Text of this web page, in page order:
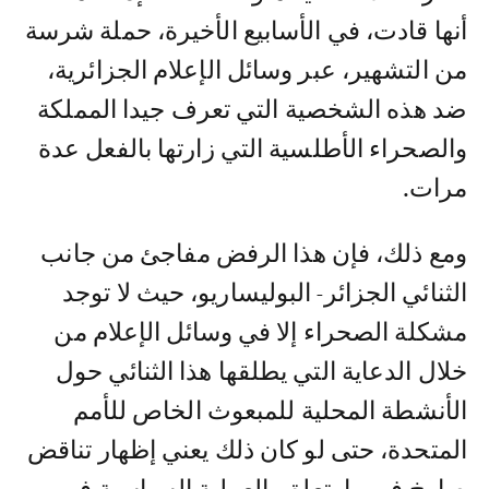
أنها قادت، في الأسابيع الأخيرة، حملة شرسة
من التشهير، عبر وسائل الإعلام الجزائرية،
ضد هذه الشخصية التي تعرف جيدا المملكة
والصحراء الأطلسية التي زارتها بالفعل عدة
مرات.
ومع ذلك، فإن هذا الرفض مفاجئ من جانب
الثنائي الجزائر- البوليساريو، حيث لا توجد
مشكلة الصحراء إلا في وسائل الإعلام من
خلال الدعاية التي يطلقها هذا الثنائي حول
الأنشطة المحلية للمبعوث الخاص للأمم
المتحدة، حتى لو كان ذلك يعني إظهار تناقض